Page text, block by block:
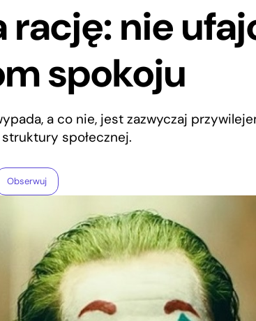
rację: nie
spokoju
a co nie, jest zazwyczaj
społecznej.
Obserwuj